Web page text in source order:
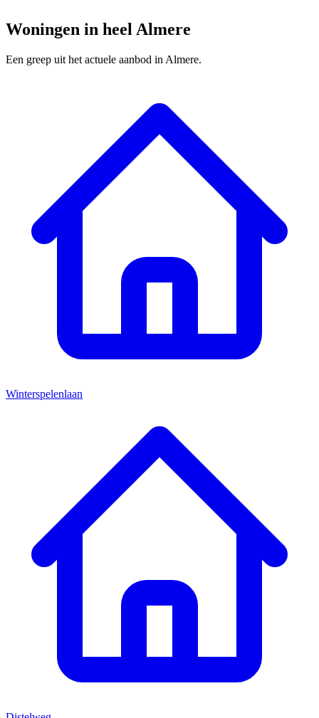
Woningen in heel Almere
Een greep uit het actuele aanbod in Almere.
Winterspelenlaan